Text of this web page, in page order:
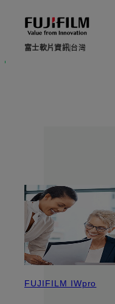
富士軟片資訊 台灣
FUJIFILM IWpro